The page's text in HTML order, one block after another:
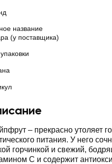
название
(у поставщика)
– прекрасно утоляет
питания. У него
горчинкой и свежий,
C и содержит